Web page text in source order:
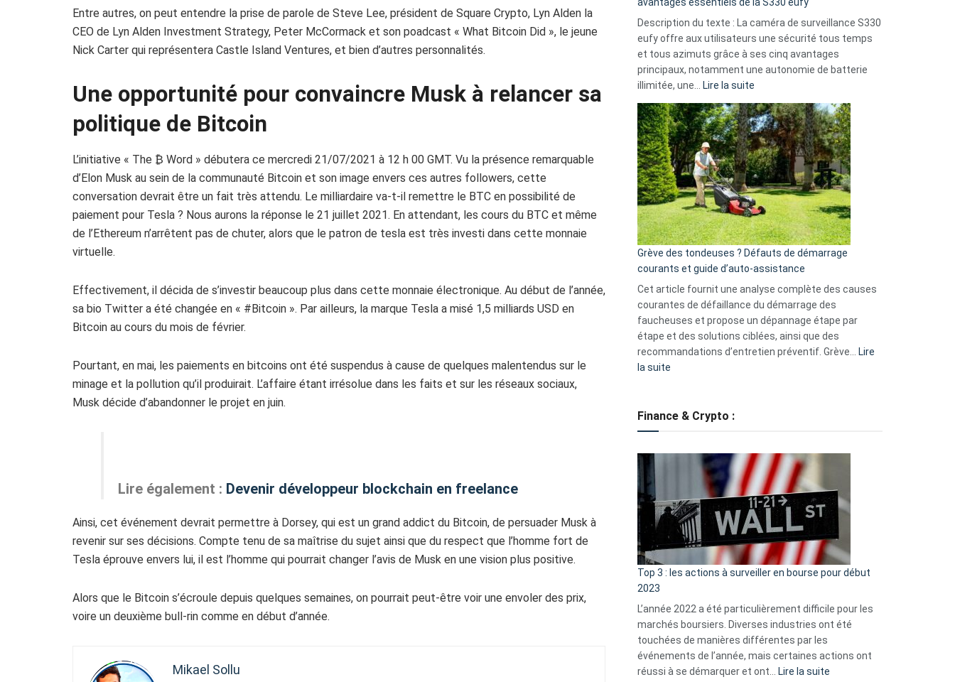
Entre autres, on peut entendre la prise de parole de Steve Lee, président de Square Crypto, Lyn Alden la
CEO de Lyn Alden Investment Strategy, Peter McCormack et son poadcast « What Bitcoin Did », le jeune
Nick Carter qui représentera Castle Island Ventures, et bien d’autres personnalités.
Une opportunité pour convaincre Musk à relancer sa
politique de Bitcoin
L’initiative « The ₿ Word » débutera ce mercredi 21/07/2021 à 12 h 00 GMT. Vu la présence remarquable
d’Elon Musk au sein de la communauté Bitcoin et son image envers ces autres followers, cette
conversation devrait être un fait très attendu. Le milliardaire va-t-il remettre le BTC en possibilité de
paiement pour Tesla ? Nous aurons la réponse le 21 juillet 2021. En attendant, les cours du BTC et même
de l’Ethereum n’arrêtent pas de chuter, alors que le patron de tesla est très investi dans cette monnaie
virtuelle.
Effectivement, il décida de s’investir beaucoup plus dans cette monnaie électronique. Au début de l’année,
sa bio Twitter a été changée en « #Bitcoin ». Par ailleurs, la marque Tesla a misé 1,5 milliards USD en
Bitcoin au cours du mois de février.
Pourtant, en mai, les paiements en bitcoins ont été suspendus à cause de quelques malentendus sur le
minage et la pollution qu’il produirait. L’affaire étant irrésolue dans les faits et sur les réseaux sociaux,
Musk décide d’abandonner le projet en juin.
Lire également : Devenir développeur blockchain en freelance
Ainsi, cet événement devrait permettre à Dorsey, qui est un grand addict du Bitcoin, de persuader Musk à
revenir sur ses décisions. Compte tenu de sa maîtrise du sujet ainsi que du respect que l’homme fort de
Tesla éprouve envers lui, il est l’homme qui pourrait changer l’avis de Musk en une vision plus positive.
Alors que le Bitcoin s’écroule depuis quelques semaines, on pourrait peut-être voir une envoler des prix,
voire un deuxième bull-rin comme en début d’année.
Mikael Sollu
données
menace
Facebook,
Telegram
GitHub
avantages essentiels de la S330 eufy
Description du texte : La caméra de surveillance S330
eufy offre aux utilisateurs une sécurité tous temps
et tous azimuts grâce à ses cinq avantages
principaux, notamment une autonomie de batterie
illimitée, une… Lire la suite
Comment
choisir
une
caméra
de
surveillance
?
5
avantages
essentiels
de
la
S330
eufy
Grève des tondeuses ? Défauts de démarrage
courants et guide d’auto-assistance
Cet article fournit une analyse complète des causes
courantes de défaillance du démarrage des
faucheuses et propose un dépannage étape par
étape et des solutions ciblées, ainsi que des
recommandations d’entretien préventif. Grève… Lire
la suite
tondeuses
démarrage
courants
et
guide
d’auto-
assistance
Finance & Crypto :
Top 3 : les actions à surveiller en bourse pour début
2023
L’année 2022 a été particulièrement difficile pour les
marchés boursiers. Diverses industries ont été
touchées de manières différentes par les
événements de l’année, mais certaines actions ont
réussi à se démarquer et ont… Lire la suite